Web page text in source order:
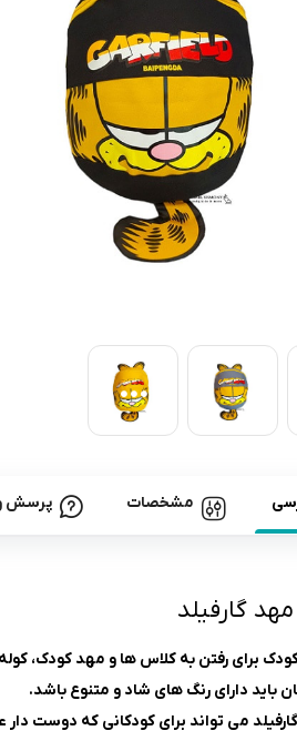
مسواک و خمیر دندان کودک
تب سنج نوزاد و کودک
رابط و پد سینه
دستگاه بخور سرد کودک
مشخصات پرسش
گارفیلد
کودک برای رفتن به کلاس ها و مهد کودک،
باید دارای رنگ های شاد و متنوع باشد.
می تواند برای کودکانی که دوست